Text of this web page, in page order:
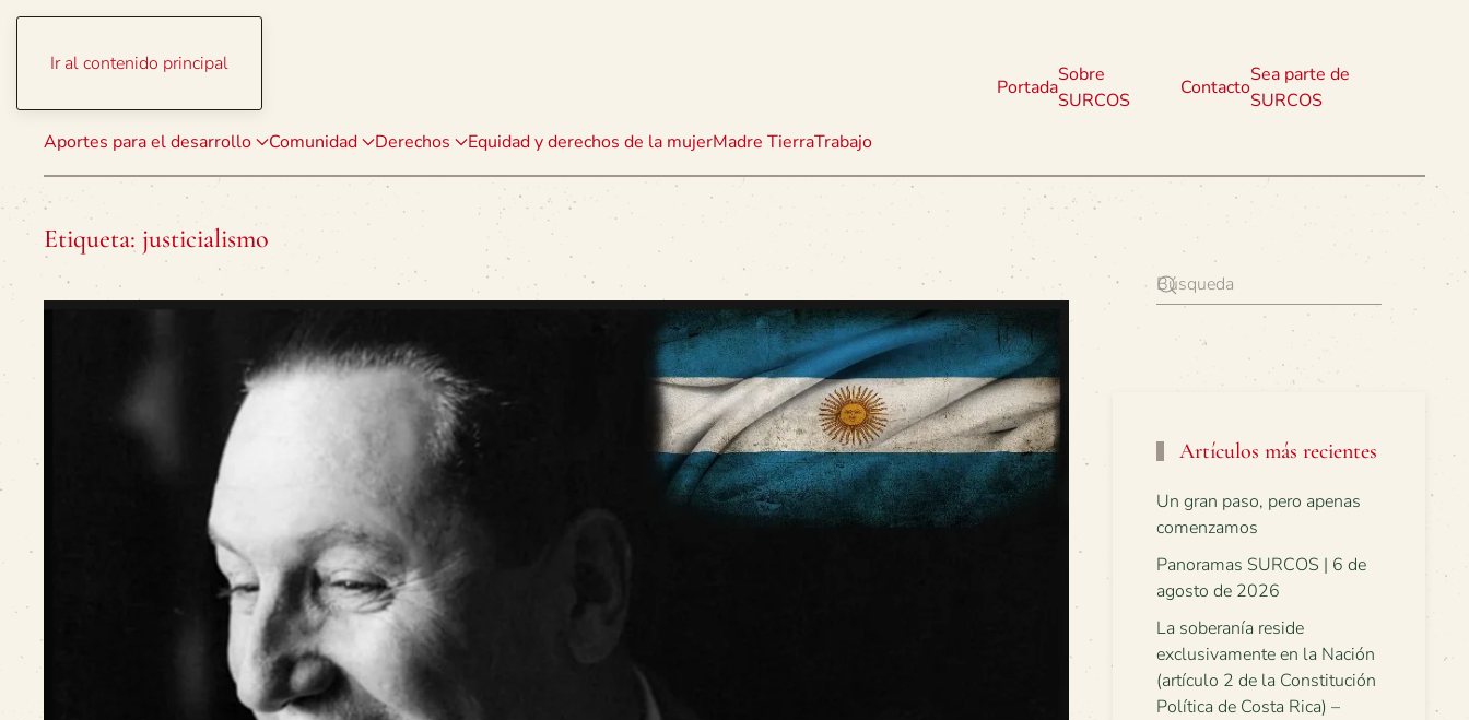
Ir al contenido principal
Aportes para el desarrollo Comunidad Derechos Equidad y derechos de la mujerMadre TierraTrabajo
Portada
Sobre
SURCOS
Contacto
Sea parte de
SURCOS
Etiqueta: justicialismo
Artículos más recientes
Un gran paso, pero apenas
comenzamos
Panoramas SURCOS | 6 de
agosto de 2026
La soberanía reside
exclusivamente en la Nación
(artículo 2 de la Constitución
Política de Costa Rica) –